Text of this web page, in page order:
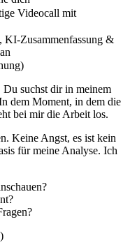
Videocall mit
KI-Zusammenfassung &
suchst dir in meinem
dem Moment, in dem die
bei mir die Arbeit los.
Keine Angst, es ist kein
für meine Analyse. Ich